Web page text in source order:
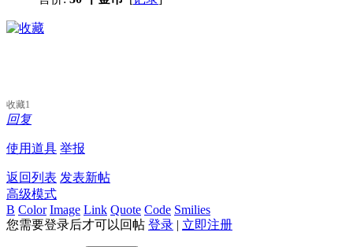
收藏1
回复
使用道具 举报
返回列表 发表新帖
高级模式
B Color Image Link Quote Code Smilies
您需要登录后才可以回帖 登录 | 立即注册